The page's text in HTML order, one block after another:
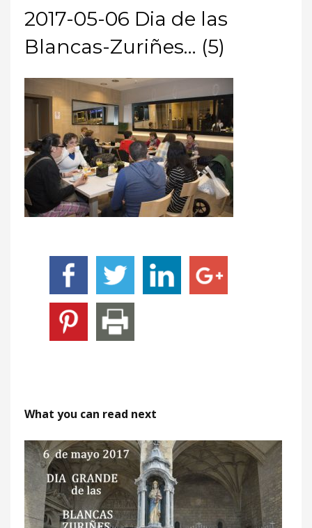
2017-05-06 Dia de las
Blancas-Zuriñes… (5)
What you can read next